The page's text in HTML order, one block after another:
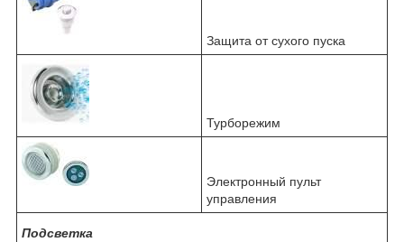
Защита от сухого пуска
Турборежим
Электронный пульт
управления
Подсветка